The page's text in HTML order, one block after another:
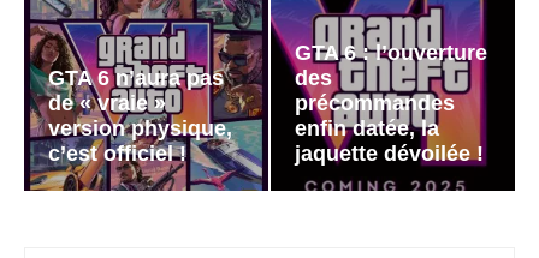
GTA 6 n’aura pas
de « vraie »
version physique,
c’est officiel !
GTA 6 : l’ouverture
des
précommandes
enfin datée, la
jaquette dévoilée !